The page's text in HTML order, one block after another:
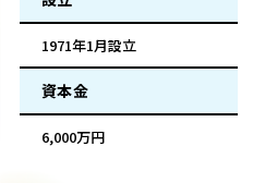
1971年1月設立
資本金
6,000万円